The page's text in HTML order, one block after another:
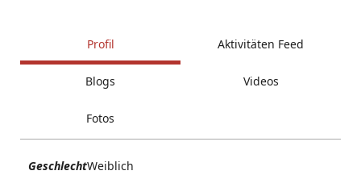
Profil Aktivitäten Feed
Blogs Videos
Fotos
GeschlechtWeiblich